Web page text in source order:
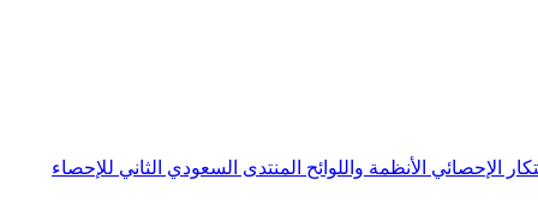
الإحصائي الأنظمة واللوائح المنتدى السعودي الثاني للإحصاء